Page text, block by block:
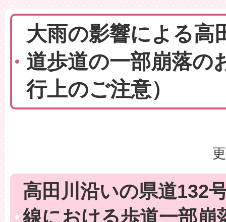
大雨の影響による高
道歩道の一部崩落の
行上のご注意）
高田川沿いの県道132
線における歩道一部崩